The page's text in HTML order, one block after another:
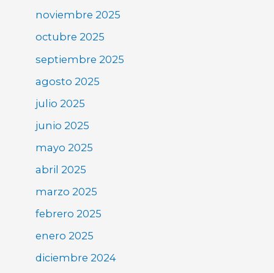
noviembre 2025
octubre 2025
septiembre 2025
agosto 2025
julio 2025
junio 2025
mayo 2025
abril 2025
marzo 2025
febrero 2025
enero 2025
diciembre 2024